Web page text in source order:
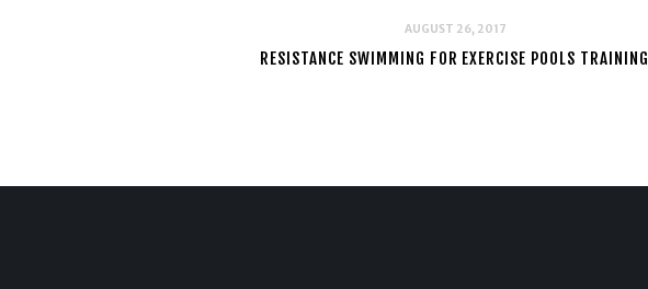
AUGUST 26, 2017
RESISTANCE SWIMMING FOR EXERCISE POOLS TRAINING